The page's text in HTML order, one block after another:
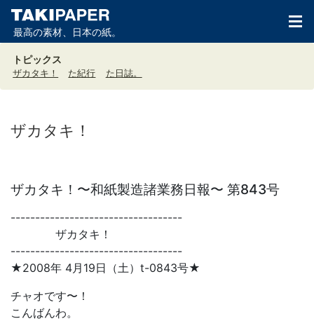
最高の素材、日本の紙。
トピックス
ザカタキ！ た紀行 た日誌。
ザカタキ！
ザカタキ！〜和紙製造諸業務日報〜 第843号
-----------------------------------
ザカタキ！
-----------------------------------
★2008年 4月19日（土）t-0843号★
チャオです〜！
こんばんわ。